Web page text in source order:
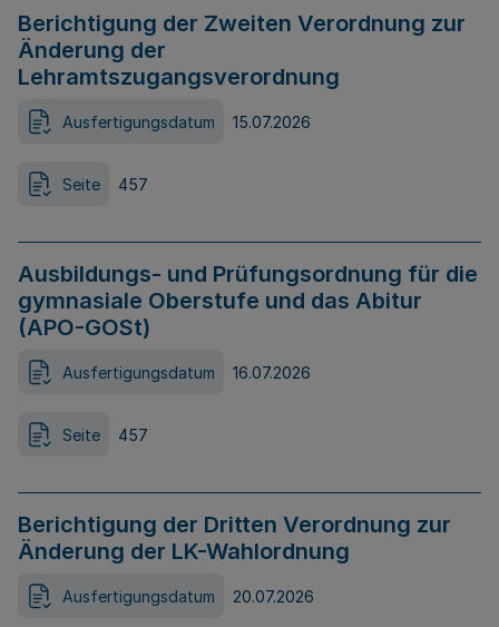
Berichtigung der Zweiten Verordnung zur
Änderung der
Lehramtszugangsverordnung
Ausfertigungsdatum 15.07.2026
Seite 457
Ausbildungs- und Prüfungsordnung für die
gymnasiale Oberstufe und das Abitur
(APO-GOSt)
Ausfertigungsdatum 16.07.2026
Seite 457
Berichtigung der Dritten Verordnung zur
Änderung der LK-Wahlordnung
Ausfertigungsdatum 20.07.2026